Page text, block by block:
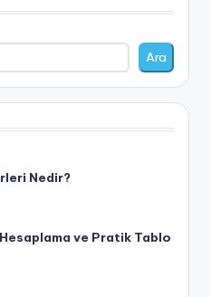
Ara
Nedir?
ve Pratik Tablo